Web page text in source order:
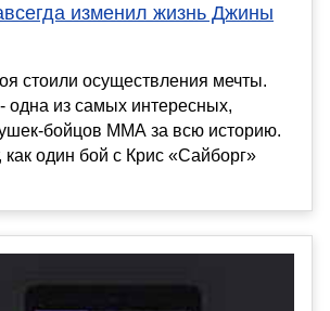
изменил жизнь Джины
стоили осуществления мечты.
одна из самых интересных,
бойцов ММА за всю историю.
как один бой с Крис «Сайборг»